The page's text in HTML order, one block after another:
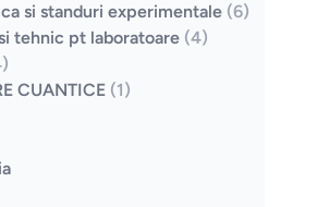
si standuri experimentale (6)
tehnic pt laboratoare (4)
CUANTICE (1)